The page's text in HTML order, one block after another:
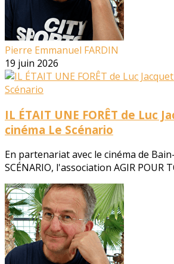
Pierre Emmanuel FARDIN
19 juin 2026
IL ÉTAIT UNE FORÊT de Luc
cinéma Le Scénario
En partenariat avec le cinéma de
SCÉNARIO, l'association AGIR POUR